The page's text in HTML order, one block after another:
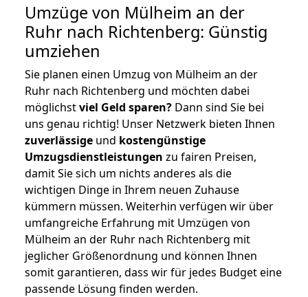
Umzüge von Mülheim an der
Ruhr nach Richtenberg: Günstig
umziehen
Sie planen einen Umzug von Mülheim an der
Ruhr nach Richtenberg und möchten dabei
möglichstviel Geld sparen? Dann sind Sie bei
uns genau richtig! Unser Netzwerk bieten Ihnen
zuverlässige und kostengünstige
Umzugsdienstleistungen zu fairen Preisen,
damit Sie sich um nichts anderes als die
wichtigen Dinge in Ihrem neuen Zuhause
kümmern müssen. Weiterhin verfügen wir über
umfangreiche Erfahrung mit Umzügen von
Mülheim an der Ruhr nach Richtenberg mit
jeglicher Größenordnung und können Ihnen
somit garantieren, dass wir für jedes Budget eine
passende Lösung finden werden.